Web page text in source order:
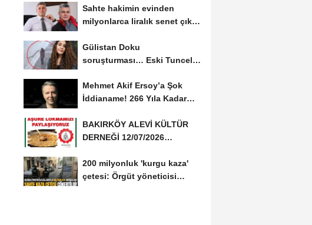
Sahte hakimin evinden
milyonlarca liralık senet çıktı:
Gülistan Doku
soruşturması… Eski Tunceli
Mehmet Akif Ersoy’a Şok
İddianame! 266 Yıla Kadar
BAKIRKÖY ALEVİ KÜLTÜR
DERNEĞİ 12/07/2026
DAVETİNE...
200 milyonluk 'kurgu kaza'
çetesi: Örgüt yöneticisi